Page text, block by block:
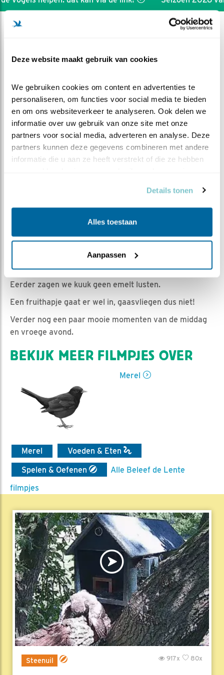
Deze website maakt gebruik van cookies
We gebruiken cookies om content en advertenties te
personaliseren, om functies voor social media te bieden
en om ons websiteverkeer te analyseren. Ook delen we
informatie over uw gebruik van onze site met onze
partners voor social media, adverteren en analyse. Deze
partners kunnen deze gegevens combineren met andere
informatie die u aan ze heeft verstrekt of die ze hebben
Details tonen
Alles toestaan
Aanpassen
De laatste dag
Romke Visser | Geplaatst op 8 juli 2020, 23:30 |
Vind ik leuk| Bewaar dit filmpje|
902x
Het Merel kuiken was vandaag bijzonder actief, al
wisselde het ook af met mooie zenmomenten.
Eerder zagen we kuuk geen emelt lusten.
Een fruithapje gaat er wel in, gaasvliegen dus niet!
Verder nog een paar mooie momenten van de middag
en vroege avond.
BEKIJK MEER FILMPJES OVER
Merel
Merel
Voeden & Eten
Spelen & Oefenen
Alle Beleef de Lente
filmpjes
Steenuil 80x
917x